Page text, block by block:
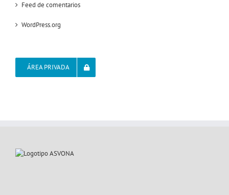
Feed de comentarios
WordPress.org
ÁREA PRIVADA